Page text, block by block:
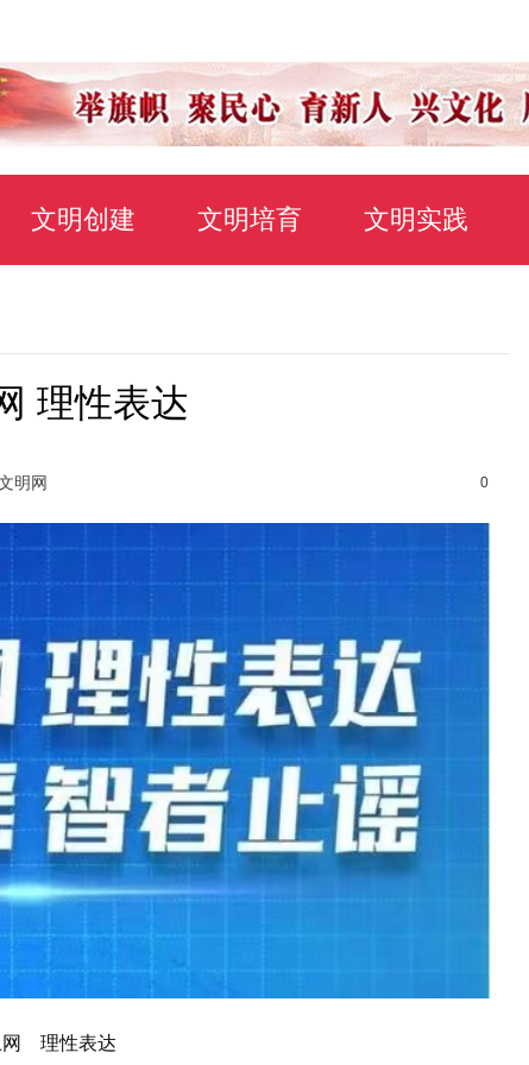
文明创建 文明培育 文明实践
理性表达
明网 0
网 理性表达